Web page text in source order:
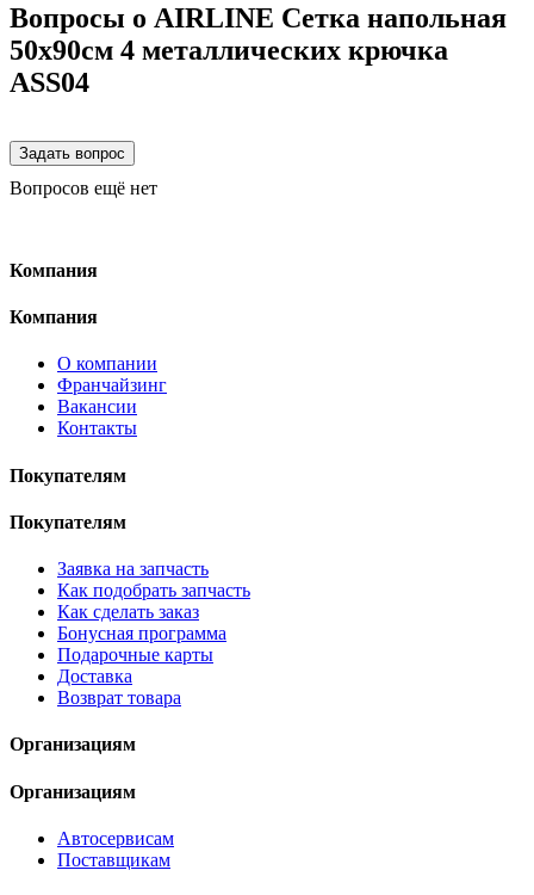
Вопросы о AIRLINE Сетка напольная
50х90см 4 металлических крючка
ASS04
Вопросов ещё нет
Компания
Компания
О компании
Франчайзинг
Вакансии
Контакты
Покупателям
Покупателям
Заявка на запчасть
Как подобрать запчасть
Как сделать заказ
Бонусная программа
Подарочные карты
Доставка
Возврат товара
Организациям
Организациям
Автосервисам
Поставщикам